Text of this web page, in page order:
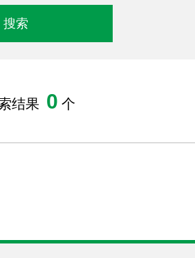
结果 0 个